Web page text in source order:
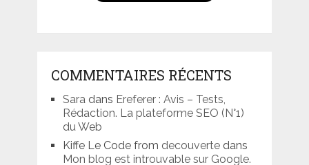
COMMENTAIRES RÉCENTS
Saradans Ereferer : Avis – Tests,
Rédaction. La plateforme SEO (N°1)
du Web
Kiffe Le Code from decouvertedans
Mon blog est introuvable sur Google.